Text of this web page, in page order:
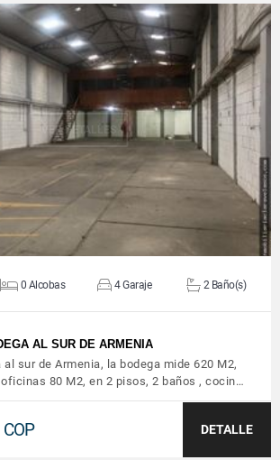
VER DETALLES
0 Alcobas 4 Garaje 2 Baño(s)
AL SUR DE ARMENIA
sur de Armenia, la bodega mide 620 M2,
80 M2, en 2 pisos, 2 baños , cocin…
COP DETALLE